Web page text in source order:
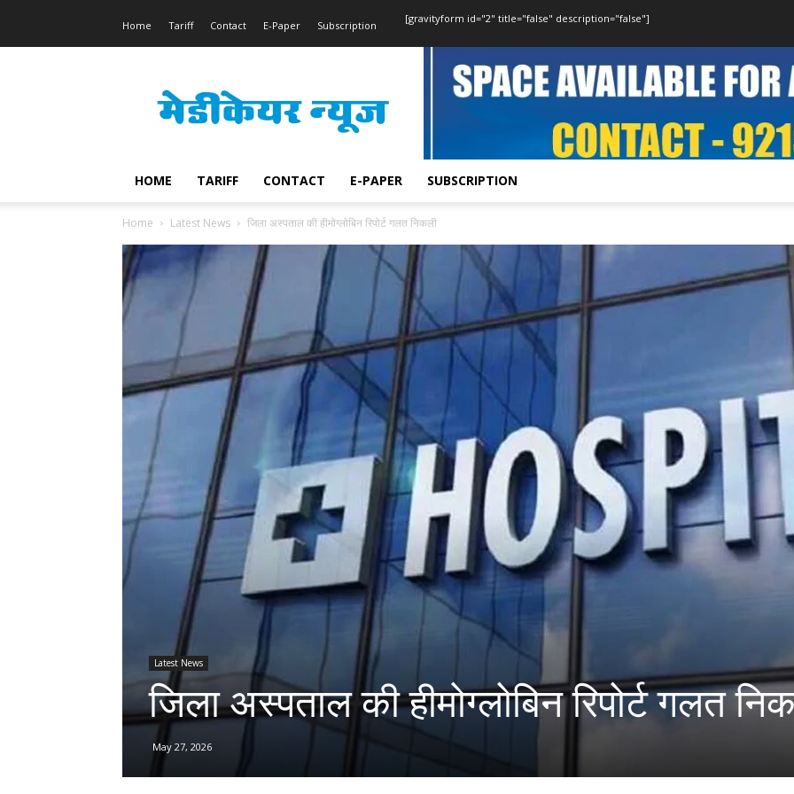
Home Tariff Contact E-Paper Subscription
[gravityform id="2" title="false" description="false"]
News
HOME TARIFF CONTACT E-PAPER SUBSCRIPTION
Home Latest News जिला अस्पताल की हीमोग्लोबिन रिपोर्ट गलत निकली
Latest News
जिला अस्पताल की हीमोग्लोबिन रिपोर्ट गलत
May 27, 2026